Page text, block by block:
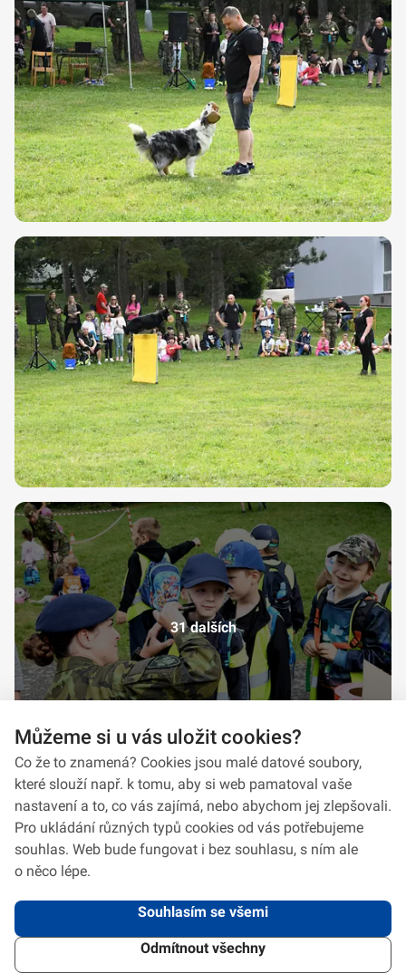
31 dalších
2026 © VeV-VA Vyškov • Informace jsou poskytovány v souladu se zákonem
Můžeme si u vás uložit cookies?
Co že to znamená? Cookies jsou malé datové soubory,
které slouží např. k tomu, aby si web pamatoval vaše
nastavení a to, co vás zajímá, nebo abychom jej zlepšovali.
Pro ukládání různých typů cookies od vás potřebujeme
souhlas. Web bude fungovat i bez souhlasu, s ním ale
o něco lépe.
Souhlasím se všemi
Odmítnout všechny